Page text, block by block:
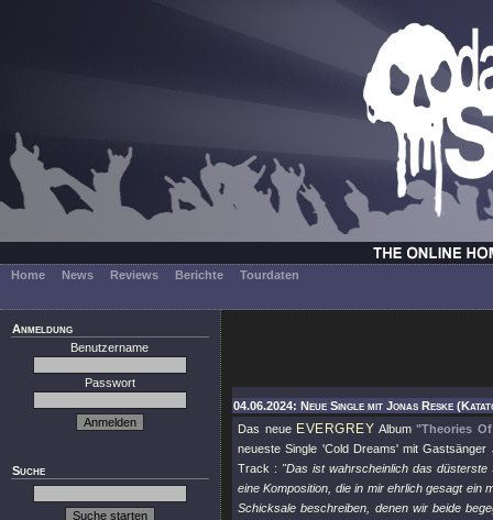
Home News Reviews Berichte Tourdaten
Anmeldung
Benutzername
Passwort
Suche
04.06.2024: Neue Single mit Jonas Reske
Das neue EVERGREY Album"Theories
neueste Single 'Cold Dreams' mit
Track : "Das ist wahrscheinlich das
eine Komposition, die in mir ehrlich gesagt ein
Schicksale beschreiben, denen wir beide